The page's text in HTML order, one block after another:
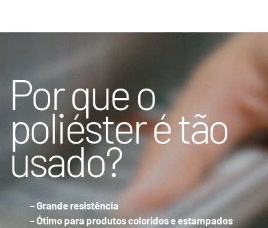
Por que o
poliéster é tão
usado?
– Grande resistência
– Ótimo para produtos coloridos e estampados